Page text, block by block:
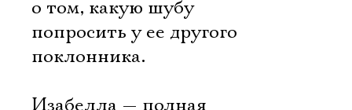
о том, какую шубу
попросить у ее другого
поклонника.
Изабелла — полная